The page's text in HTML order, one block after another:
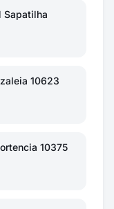
Sapatilha
10623
10375